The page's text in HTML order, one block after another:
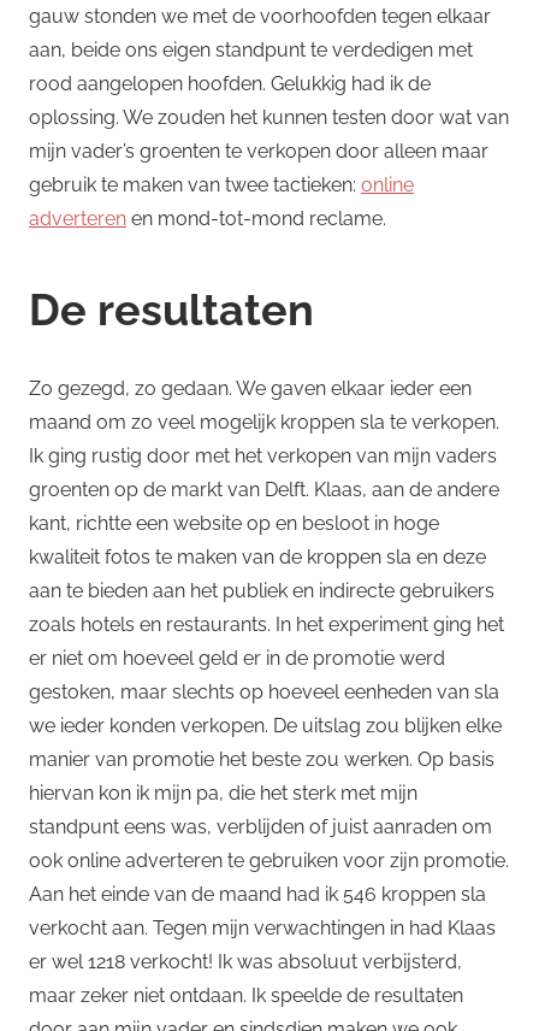
gauw stonden we met de voorhoofden tegen elkaar
aan, beide ons eigen standpunt te verdedigen met
rood aangelopen hoofden. Gelukkig had ik de
oplossing. We zouden het kunnen testen door wat van
mijn vader’s groenten te verkopen door alleen maar
gebruik te maken van twee tactieken: online
adverteren en mond-tot-mond reclame.
De resultaten
Zo gezegd, zo gedaan. We gaven elkaar ieder een
maand om zo veel mogelijk kroppen sla te verkopen.
Ik ging rustig door met het verkopen van mijn vaders
groenten op de markt van Delft. Klaas, aan de andere
kant, richtte een website op en besloot in hoge
kwaliteit fotos te maken van de kroppen sla en deze
aan te bieden aan het publiek en indirecte gebruikers
zoals hotels en restaurants. In het experiment ging het
er niet om hoeveel geld er in de promotie werd
gestoken, maar slechts op hoeveel eenheden van sla
we ieder konden verkopen. De uitslag zou blijken elke
manier van promotie het beste zou werken. Op basis
hiervan kon ik mijn pa, die het sterk met mijn
standpunt eens was, verblijden of juist aanraden om
ook online adverteren te gebruiken voor zijn promotie.
Aan het einde van de maand had ik 546 kroppen sla
verkocht aan. Tegen mijn verwachtingen in had Klaas
er wel 1218 verkocht! Ik was absoluut verbijsterd,
maar zeker niet ontdaan. Ik speelde de resultaten